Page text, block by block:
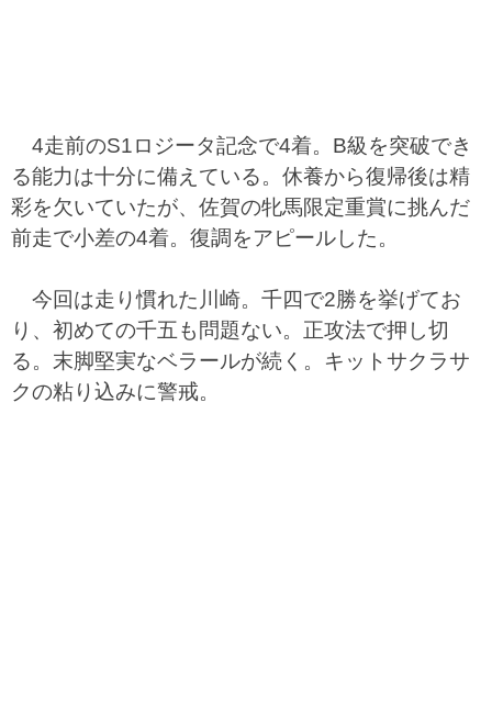
4走前のS1ロジータ記念で4着。B級を突破でき
る能力は十分に備えている。休養から復帰後は精
彩を欠いていたが、佐賀の牝馬限定重賞に挑んだ
前走で小差の4着。復調をアピールした。
今回は走り慣れた川崎。千四で2勝を挙げてお
り、初めての千五も問題ない。正攻法で押し切
る。末脚堅実なベラールが続く。キットサクラサ
クの粘り込みに警戒。